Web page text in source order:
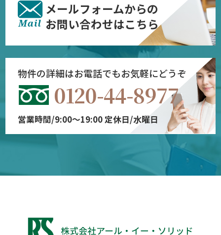
メールフォームからの
お問い合わせはこちら
物件の詳細はお電話でもお気軽にどうぞ
0120-44-8977
営業時間/9:00～19:00 定休日/水曜日